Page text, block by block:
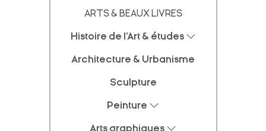
ARTS & BEAUX LIVRES
Histoire de l'Art & études
Architecture & Urbanisme
Sculpture
Peinture
Arts graphiques